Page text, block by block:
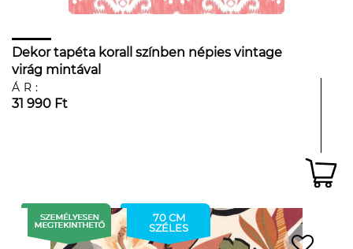
Dekor tapéta korall színben népies vintage
virág mintával
ÁR:
31 990 Ft
70 CM
SZÉLES